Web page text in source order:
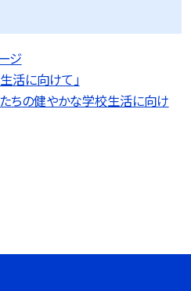
ジ
活に向けて」
ちの健やかな学校生活に向け